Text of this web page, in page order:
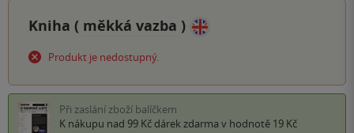
Kniha ( měkká vazba )
Produkt je nedostupný.
Při zaslání zboží balíčkem
K nákupu nad 99 Kč dárek zdarma v hodnotě 19 Kč